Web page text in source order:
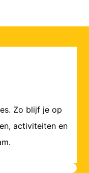
Zo blijf je op
activiteiten en